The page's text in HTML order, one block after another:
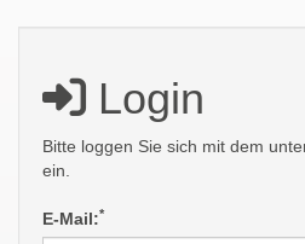
Login
Bitte loggen Sie sich mit dem
ein.
E-Mail:*